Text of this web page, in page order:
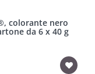
colorante nero
da 6 x 40 g